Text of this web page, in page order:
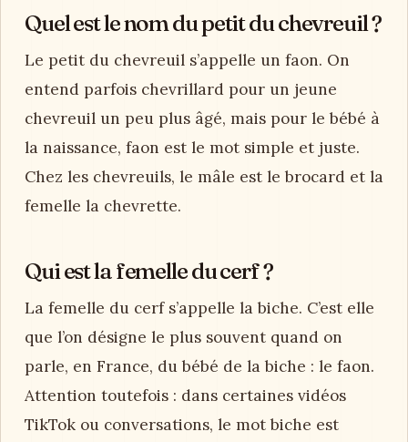
Quel est le nom du petit du chevreuil ?
Le petit du chevreuil s’appelle un faon. On
entend parfois chevrillard pour un jeune
chevreuil un peu plus âgé, mais pour le bébé à
la naissance, faon est le mot simple et juste.
Chez les chevreuils, le mâle est le brocard et la
femelle la chevrette.
Qui est la femelle du cerf ?
La femelle du cerf s’appelle la biche. C’est elle
que l’on désigne le plus souvent quand on
parle, en France, du bébé de la biche : le faon.
Attention toutefois : dans certaines vidéos
TikTok ou conversations, le mot biche est